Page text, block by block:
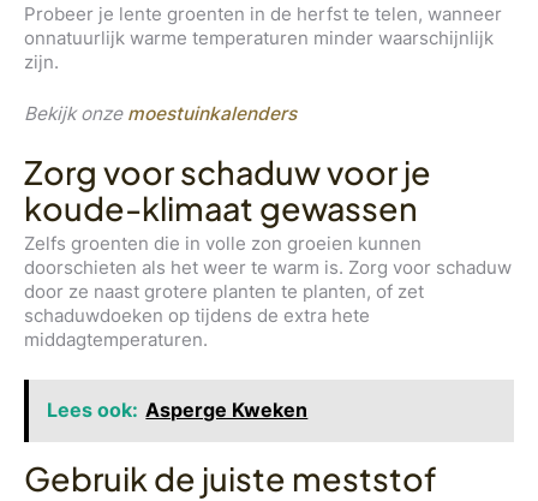
Probeer je lente groenten in de herfst te telen, wanneer
onnatuurlijk warme temperaturen minder waarschijnlijk
zijn.
Bekijk onze moestuinkalenders
Zorg voor schaduw voor je
koude-klimaat gewassen
Zelfs groenten die in volle zon groeien kunnen
doorschieten als het weer te warm is. Zorg voor schaduw
door ze naast grotere planten te planten, of zet
schaduwdoeken op tijdens de extra hete
middagtemperaturen.
Lees ook: Asperge Kweken
Gebruik de juiste meststof